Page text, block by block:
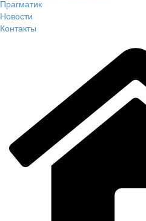
Прагматик
Новости
Контакты